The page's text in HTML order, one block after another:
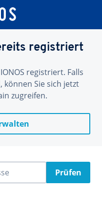
registriert
registriert. Falls
können Sie sich jetzt
zugreifen.
Prüfen